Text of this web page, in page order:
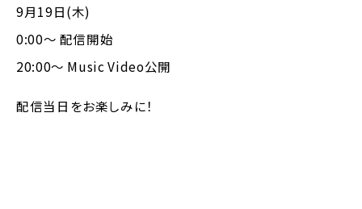
9月19日(木)
0:00〜 配信開始
20:00〜 Music Video公開
配信当日をお楽しみに！